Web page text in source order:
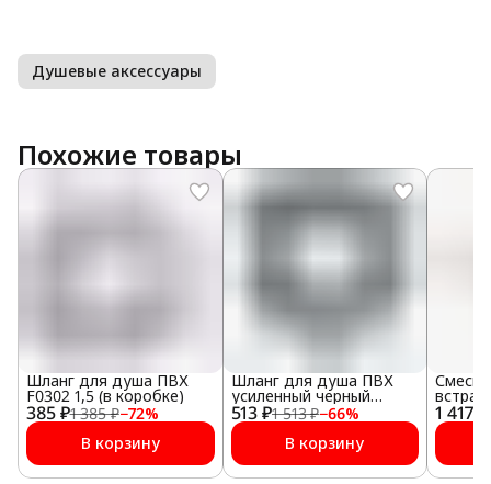
Душевые аксессуары
Похожие товары
385 ₽1 385 ₽−72%
Шланг для душа ПВХ
F0302 1,5 (в коробке)
В корзину
513 ₽1 513 ₽−66%
Шланг для душа ПВХ
усиленный черный
F0210B 1,6 (в коробке)
В корзину
1 417 ₽
частью